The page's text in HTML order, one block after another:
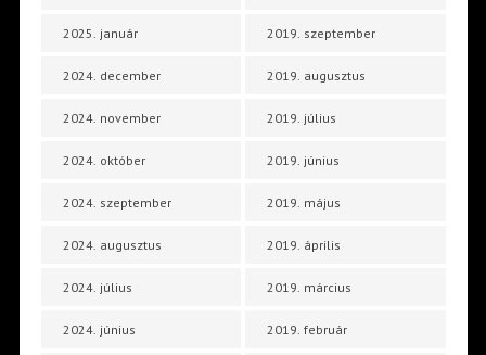
2025. január
2024. december
2024. november
2024. október
2024. szeptember
2024. augusztus
2024. július
2024. június
2019. szeptember
2019. augusztus
2019. július
2019. június
2019. május
2019. április
2019. március
2019. február